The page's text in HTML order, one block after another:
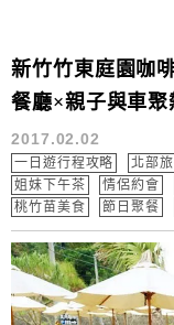
新竹竹東庭園咖
餐廳×親子與車聚
2017.02.02
一日遊行程攻略 北部
姐妹下午茶
情侶約會
桃竹苗美食
節日聚餐